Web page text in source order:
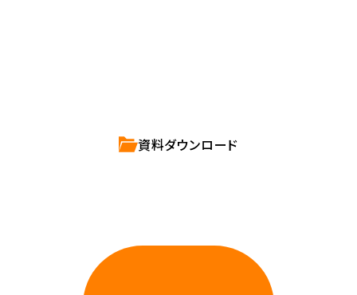
資料ダウンロード